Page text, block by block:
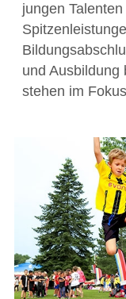
jungen
und Ausbildung
stehen im